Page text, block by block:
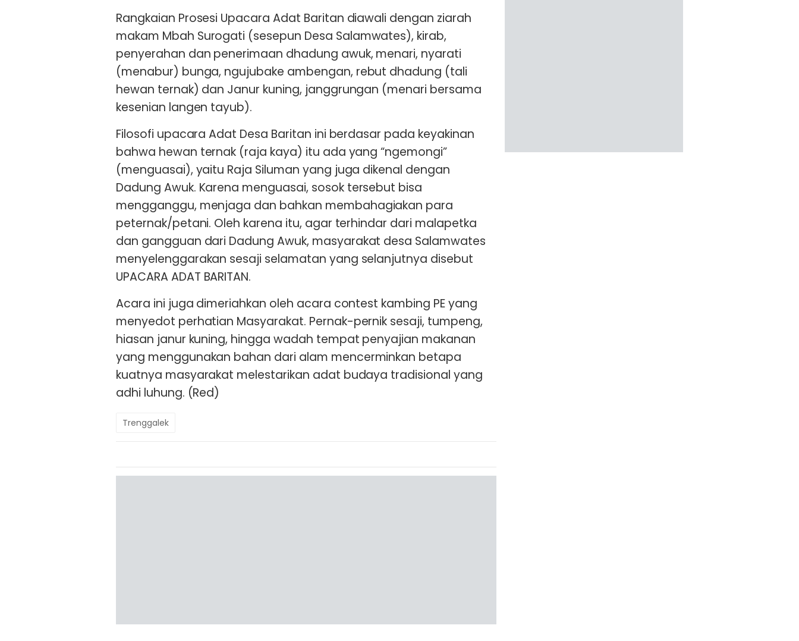
Rangkaian Prosesi Upacara Adat Baritan diawali dengan ziarah
makam Mbah Surogati (sesepun Desa Salamwates), kirab,
penyerahan dan penerimaan dhadung awuk, menari, nyarati
(menabur) bunga, ngujubake ambengan, rebut dhadung (tali
hewan ternak) dan Janur kuning, janggrungan (menari bersama
kesenian langen tayub).
Filosofi upacara Adat Desa Baritan ini berdasar pada keyakinan
bahwa hewan ternak (raja kaya) itu ada yang “ngemongi”
(menguasai), yaitu Raja Siluman yang juga dikenal dengan
Dadung Awuk. Karena menguasai, sosok tersebut bisa
mengganggu, menjaga dan bahkan membahagiakan para
peternak/petani. Oleh karena itu, agar terhindar dari malapetka
dan gangguan dari Dadung Awuk, masyarakat desa Salamwates
menyelenggarakan sesaji selamatan yang selanjutnya disebut
UPACARA ADAT BARITAN.
Acara ini juga dimeriahkan oleh acara contest kambing PE yang
menyedot perhatian Masyarakat. Pernak-pernik sesaji, tumpeng,
hiasan janur kuning, hingga wadah tempat penyajian makanan
yang menggunakan bahan dari alam mencerminkan betapa
kuatnya masyarakat melestarikan adat budaya tradisional yang
adhi luhung. (Red)
Trenggalek